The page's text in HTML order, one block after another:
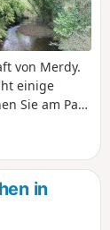
von Merdy.
einige
Sie am Park
in